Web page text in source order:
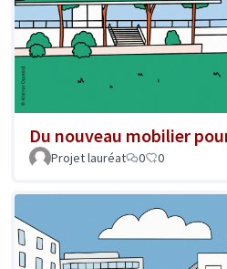
Du nouveau mobilier
Projet lauréat 0 0